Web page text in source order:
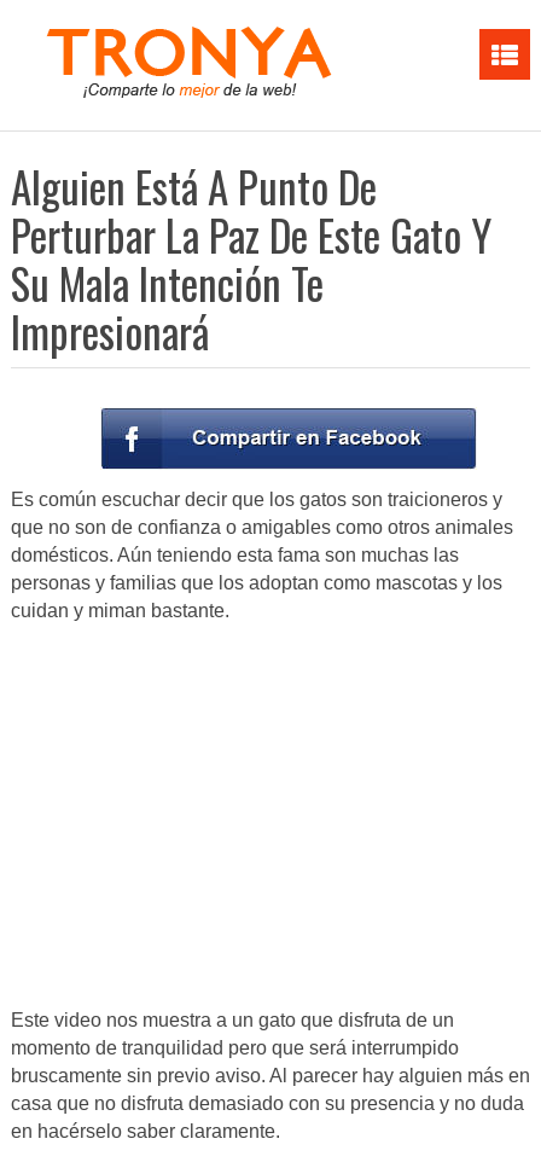
Alguien Está A Punto De
Perturbar La Paz De Este Gato Y
Su Mala Intención Te
Impresionará
Es común escuchar decir que los gatos son traicioneros y
que no son de confianza o amigables como otros animales
domésticos. Aún teniendo esta fama son muchas las
personas y familias que los adoptan como mascotas y los
cuidan y miman bastante.
Este video nos muestra a un gato que disfruta de un
momento de tranquilidad pero que será interrumpido
bruscamente sin previo aviso. Al parecer hay alguien más en
casa que no disfruta demasiado con su presencia y no duda
en hacérselo saber claramente.